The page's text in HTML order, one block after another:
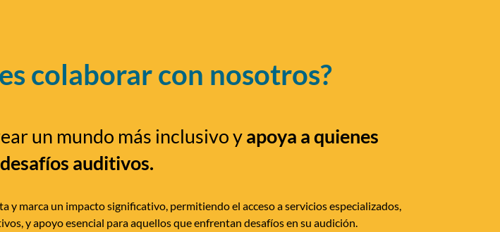
colaborar con nosotros?
un mundo más inclusivo yapoya a quienes
auditivos.
y marca un impacto significativo, permitiendo el acceso a servicios especializados,
y apoyo esencial para aquellos que enfrentan desafíos en su audición.